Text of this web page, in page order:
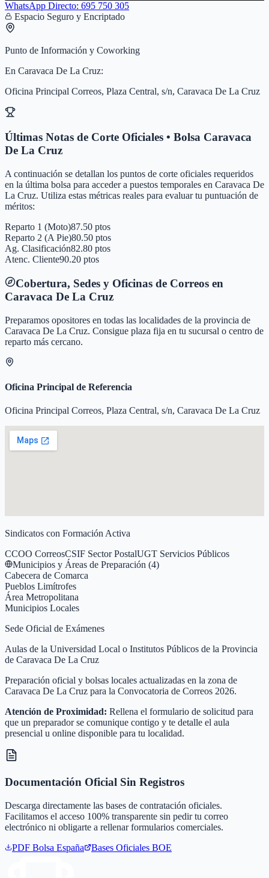
WhatsApp Directo: 695 750 305
Espacio Seguro y Encriptado
Punto de Información y Coworking
En Caravaca De La Cruz:
Oficina Principal Correos, Plaza Central, s/n, Caravaca De La Cruz
Últimas Notas de Corte Oficiales • Bolsa Caravaca
De La Cruz
A continuación se detallan los puntos de corte oficiales requeridos
en la última bolsa para acceder a puestos temporales en Caravaca De
La Cruz. Utiliza estas métricas reales para evaluar tu puntuación de
méritos:
Reparto 1 (Moto)87.50 ptos
Reparto 2 (A Pie)80.50 ptos
Ag. Clasificación82.80 ptos
Atenc. Cliente90.20 ptos
Cobertura, Sedes y Oficinas de Correos en
Caravaca De La Cruz
Preparamos opositores en todas las localidades de la provincia de
Caravaca De La Cruz. Consigue plaza fija en tu sucursal o centro de
reparto más cercano.
Oficina Principal de Referencia
Oficina Principal Correos, Plaza Central, s/n, Caravaca De La Cruz
Sindicatos con Formación Activa
CCOO CorreosCSIF Sector PostalUGT Servicios Públicos
Municipios y Áreas de Preparación (4)
Cabecera de Comarca
Pueblos Limítrofes
Área Metropolitana
Municipios Locales
Sede Oficial de Exámenes
Aulas de la Universidad Local o Institutos Públicos de la Provincia
de Caravaca De La Cruz
Preparación oficial y bolsas locales actualizadas en la zona de
Caravaca De La Cruz para la Convocatoria de Correos 2026.
Atención de Proximidad: Rellena el formulario de solicitud para
que un preparador se comunique contigo y te detalle el aula
presencial u online disponible para tu localidad.
Documentación Oficial Sin Registros
Descarga directamente las bases de contratación oficiales.
Facilitamos el acceso 100% transparente sin pedir tu correo
electrónico ni obligarte a rellenar formularios comerciales.
PDF Bolsa España Bases Oficiales BOE